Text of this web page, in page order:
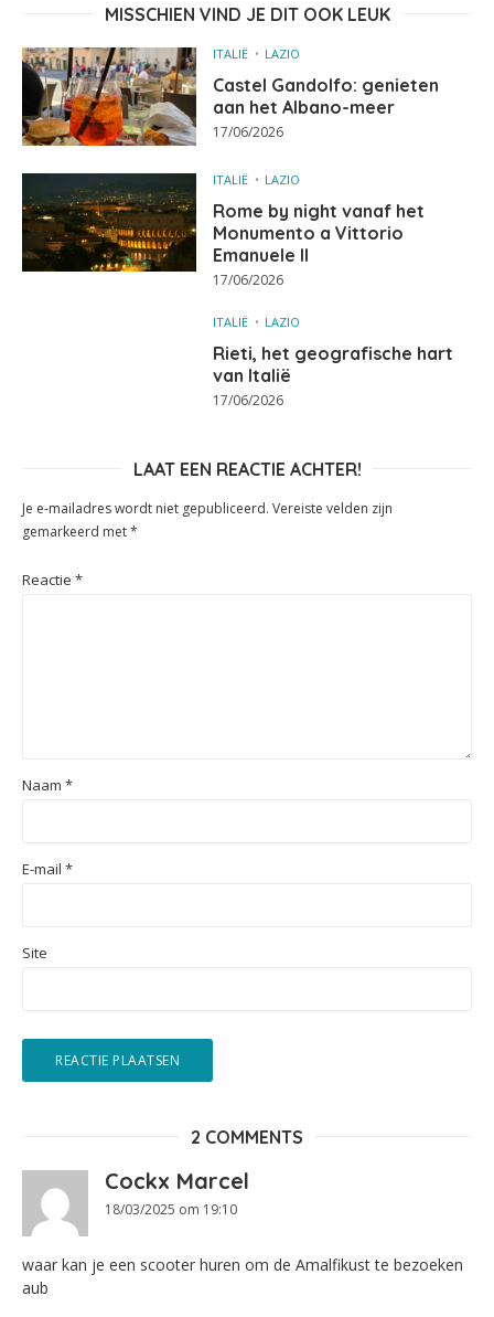
MISSCHIEN VIND JE DIT OOK LEUK
ITALIË LAZIO
Castel Gandolfo: genieten
aan het Albano-meer
17/06/2026
ITALIË LAZIO
Rome by night vanaf het
Monumento a Vittorio
Emanuele II
17/06/2026
ITALIË LAZIO
Rieti, het geografische hart
van Italië
17/06/2026
LAAT EEN REACTIE ACHTER!
Je e-mailadres wordt niet gepubliceerd. Vereiste velden zijn
gemarkeerd met*
Reactie *
Naam *
E-mail *
Site
2 COMMENTS
Cockx Marcel
18/03/2025 om 19:10
waar kan je een scooter huren om de Amalfikust te bezoeken
aub